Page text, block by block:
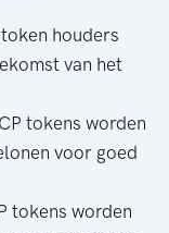
houders
van het
tokens worden
voor goed
tokens worden